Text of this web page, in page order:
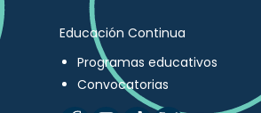
Educación Continua
Programas educativos
Convocatorias